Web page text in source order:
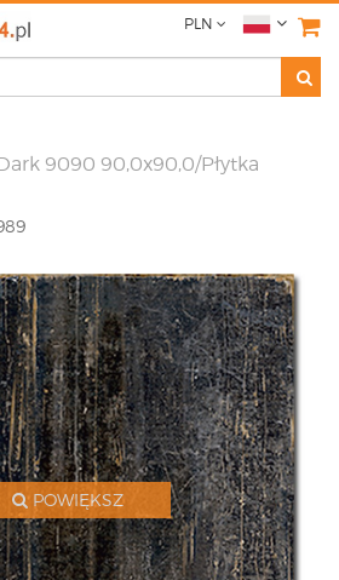
PLN
9090 90,0x90,0/Płytka
POWIĘKSZ